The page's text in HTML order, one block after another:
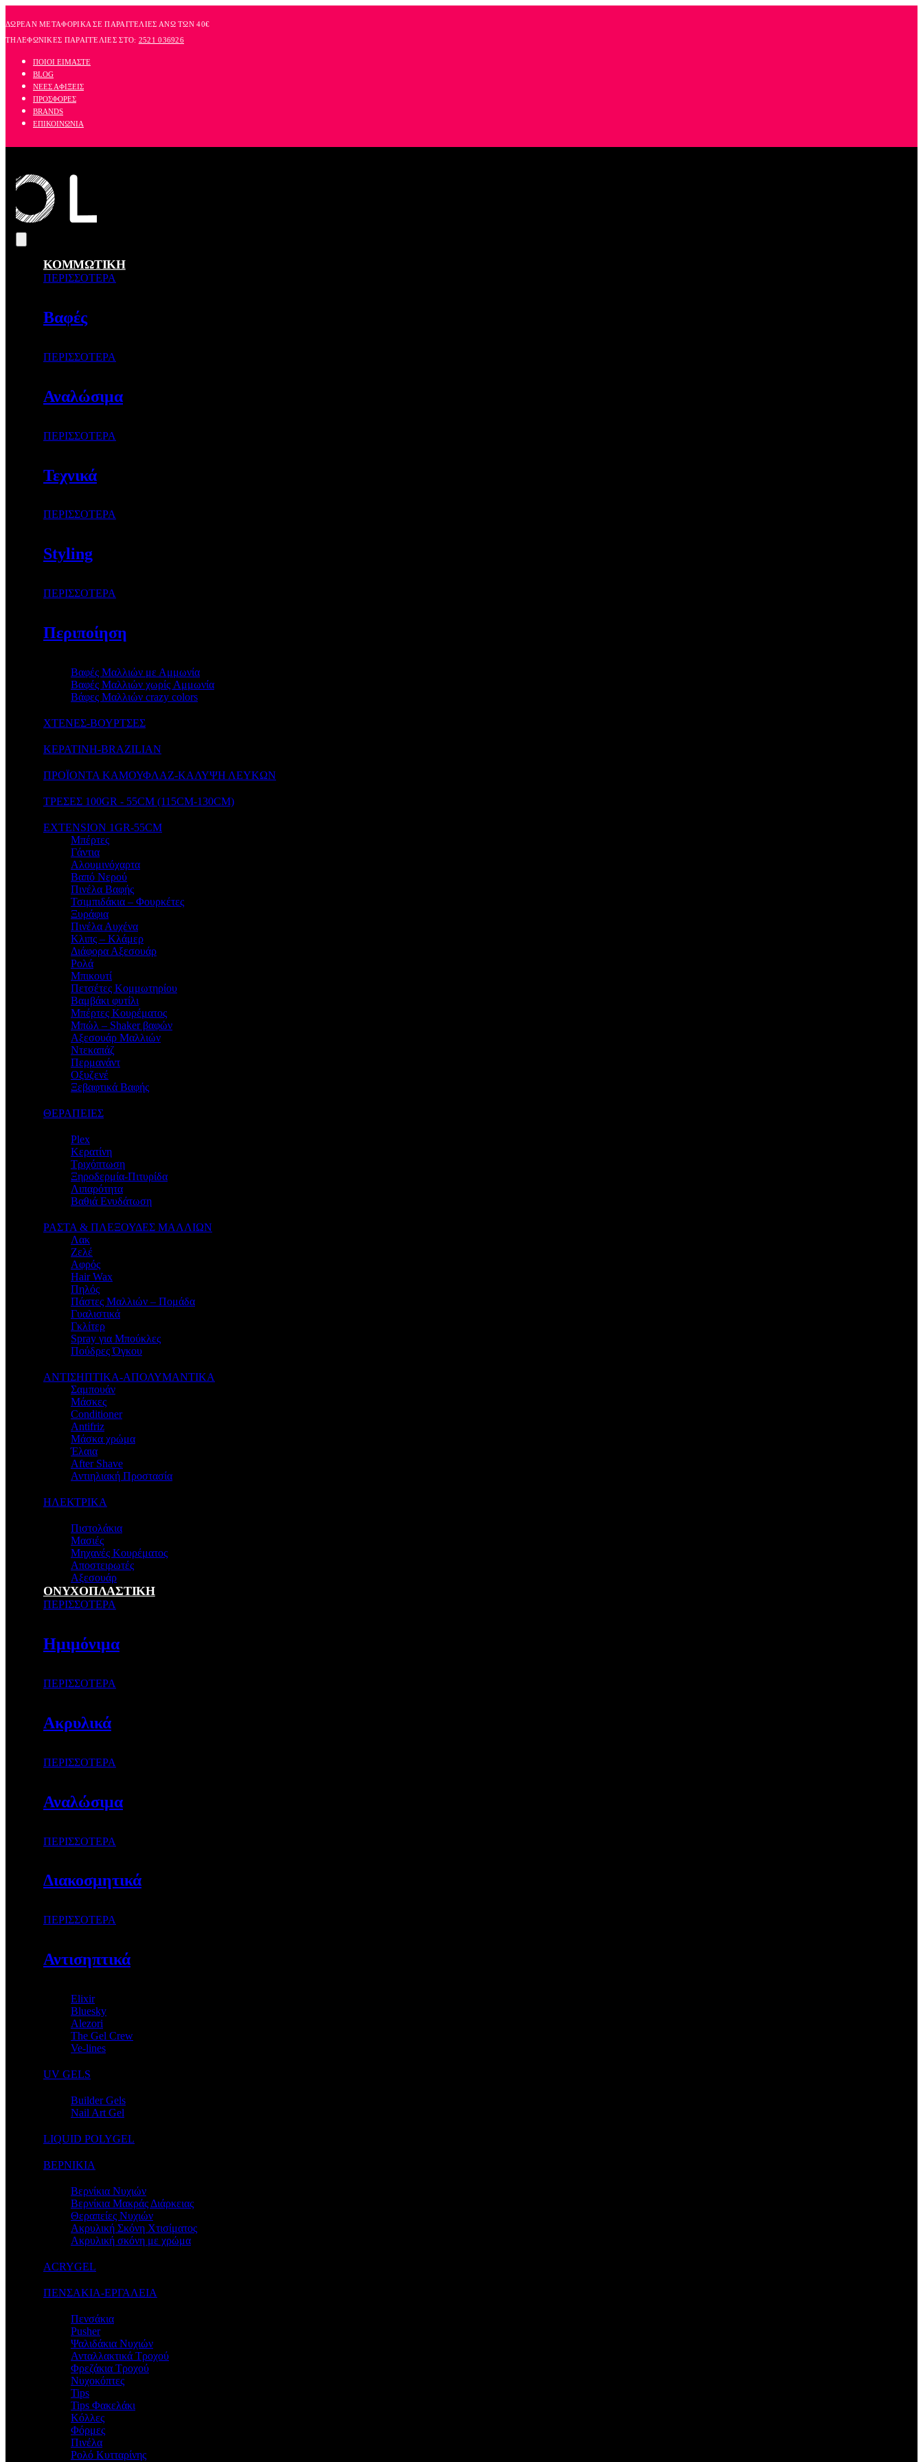
to
content
ΔΩΡΕΑΝ ΜΕΤΑΦΟΡΙΚΑ ΣΕ ΠΑΡΑΓΓΕΛΙΕΣ ΑΝΩ ΤΩΝ 40€
ΤΗΛΕΦΩΝΙΚΕΣ ΠΑΡΑΓΓΕΛΙΕΣ ΣΤΟ: 2521 036926
ΠΟΙΟΙ ΕΙΜΑΣΤΕ
BLOG
ΝΕΕΣ ΑΦΙΞΕΙΣ
ΠΡΟΣΦΟΡΕΣ
BRANDS
ΕΠΙΚΟΙΝΩΝΙΑ
ΚΟΜΜΩΤΙΚΗ
ΠΕΡΙΣΣΟΤΕΡΑ
Βαφές
ΠΕΡΙΣΣΟΤΕΡΑ
Αναλώσιμα
ΠΕΡΙΣΣΟΤΕΡΑ
Τεχνικά
ΠΕΡΙΣΣΟΤΕΡΑ
Styling
ΠΕΡΙΣΣΟΤΕΡΑ
Περιποίηση
Βαφές Μαλλιών με Αμμωνία
Βαφές Μαλλιών χωρίς Aμμωνία
Βάφες Μαλλιών crazy colors
ΧΤΕΝΕΣ-ΒΟΥΡΤΣΕΣ
ΚΕΡΑΤΙΝΗ-BRAZILIAN
ΠΡΟΪΟΝΤΑ ΚΑΜΟΥΦΛΑΖ-ΚΑΛΥΨΗ ΛΕΥΚΩΝ
ΤΡΕΣΕΣ 100GR - 55CM (115CM-130CM)
EXTENSION 1GR-55CM
Μπέρτες
Γάντια
Αλουμινόχαρτα
Βαπό Νερού
Πινέλα Βαφής
Τσιμπιδάκια – Φουρκέτες
Ξυράφια
Πινέλα Αυχένα
Κλιπς – Κλάμερ
Διάφορα Αξεσουάρ
Ρολά
Μπικουτί
Πετσέτες Κομμωτηρίου
Βαμβάκι φυτίλι
Μπέρτες Κουρέματος
Μπώλ – Shaker βαφών
Αξεσουάρ Μαλλιών
Ντεκαπάζ
Περμανάντ
Οξυζενέ
Ξεβαφτικά Βαφής
ΘΕΡΑΠΕΙΕΣ
Plex
Κερατίνη
Τριχόπτωση
Ξηροδερμία-Πιτυρίδα
Λιπαρότητα
Βαθιά Ενυδάτωση
ΡΑΣΤΑ & ΠΛΕΞΟΥΔΕΣ ΜΑΛΛΙΩΝ
Λακ
Ζελέ
Αφρός
Hair Wax
Πηλός
Πάστες Μαλλιών – Πομάδα
Γυαλιστικά
Γκλίτερ
Spray για Μπούκλες
Πούδρες Όγκου
ΑΝΤΙΣΗΠΤΙΚΑ-ΑΠΟΛΥΜΑΝΤΙΚΑ
Σαμπουάν
Μάσκες
Conditioner
Antifriz
Μάσκα χρώμα
Έλαια
After Shave
Αντιηλιακή Προστασία
ΗΛΕΚΤΡΙΚΑ
Πιστολάκια
Μασιές
Μηχανές Κουρέματος
Αποστειρωτές
Αξεσουάρ
ΟΝΥΧΟΠΛΑΣΤΙΚΗ
ΠΕΡΙΣΣΟΤΕΡΑ
Ημιμόνιμα
ΠΕΡΙΣΣΟΤΕΡΑ
Ακρυλικά
ΠΕΡΙΣΣΟΤΕΡΑ
Αναλώσιμα
ΠΕΡΙΣΣΟΤΕΡΑ
Διακοσμητικά
ΠΕΡΙΣΣΟΤΕΡΑ
Αντισηπτικά
Elixir
Bluesky
Alezori
The Gel Crew
Ve-lines
UV GELS
Builder Gels
Nail Art Gel
LIQUID POLYGEL
ΒΕΡΝΙΚΙΑ
Βερνίκια Νυχιών
Βερνίκια Μακράς Διάρκειας
Θεραπείες Νυχιών
Ακρυλική Σκόνη Χτισίματος
Ακρυλική σκόνη με χρώμα
ACRYGEL
ΠΕΝΣΑΚΙΑ-ΕΡΓΑΛΕΙΑ
Πενσάκια
Pusher
Ψαλιδάκια Νυχιών
Ανταλλακτικά Τροχού
Φρεζάκια Τροχού
Νυχοκόπτες
Tips
Tips Φακελάκι
Κόλλες
Φόρμες
Πινέλα
Ρολό Κυτταρίνης